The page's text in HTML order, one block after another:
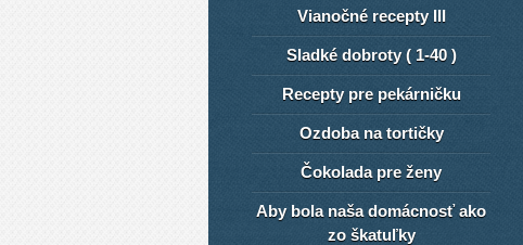
Vianočné recepty III
Sladké dobroty ( 1-40 )
Recepty pre pekárničku
Ozdoba na tortičky
Čokolada pre ženy
Aby bola naša domácnosť ako
zo škatuľky